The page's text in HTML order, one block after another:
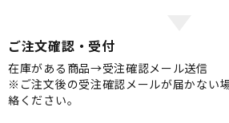
ご注文確認・受付
在庫がある商品→受注確認メール送信
※ご注文後の受注確認メールが届かない
絡ください。